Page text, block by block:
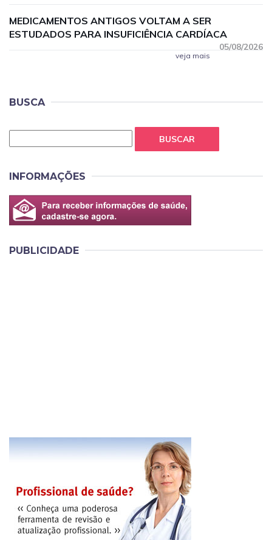
MEDICAMENTOS ANTIGOS VOLTAM A SER
ESTUDADOS PARA INSUFICIÊNCIA CARDÍACA
05/08/2026
veja mais
BUSCA
BUSCAR
INFORMAÇÕES
PUBLICIDADE